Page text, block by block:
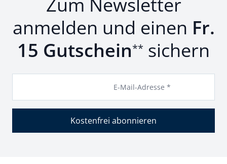
anmelden und einen Fr.
15 Gutschein** sichern
E-Mail-Adresse *
Kostenfrei abonnieren